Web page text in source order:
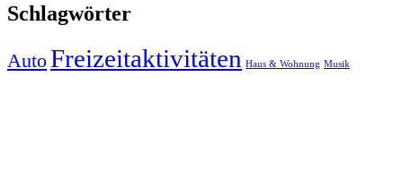
Schlagwörter
AutoFreizeitaktivitäten Haus & Wohnung Musik